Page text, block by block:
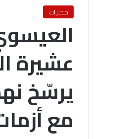
محليات
عشيرة
يرسّخ
مع